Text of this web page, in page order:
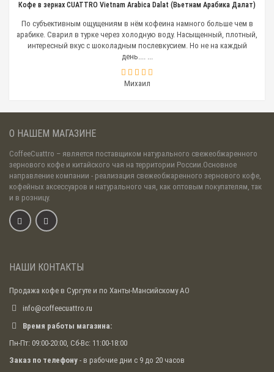
Кофе в зернах CUATTRO Vietnam Arabica Dalat (Вьетнам Арабика Далат)
По субъективным ощущениям в нём кофеина намного больше чем в
арабике. Сварил в турке через холодную воду. Насыщенный, плотный,
интересный вкус с шоколадным послевкусием. Но не на каждый
день.... ...
Михаил
О НАШЕМ МАГАЗИНЕ
CoffeeCuattro – является поставщиком натурального свежеобжаренного
зернового кофе и китайского чая на территории России.Основное
направление компании - реализация свежеобжаренного зернового кофе,
кофейных аксессуаров и натурального чая, как оптовым покупателям, так
и в розницу.
НАШИ КОНТАКТЫ
Продажа кофе в Сургуте и по Ханты-Мансийскому АО
info@coffeecuattro.ru
Время работы магазина:
Пн-Пт: 09:00-20:00, Сб-Вс: 11:00-18:00
Заказ по телефону - в рабочие дни с 9 до 20 часов